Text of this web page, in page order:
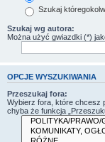
Szukaj
Szukaj wg autora:
Można użyć gwiazdki (*)
OPCJE WYSZUKIWANIA
Przeszukaj fora:
Wybierz fora, które chcesz
chyba że funkcja